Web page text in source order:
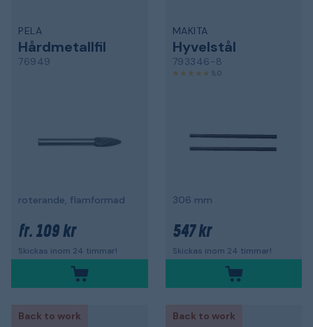
PELA
Hårdmetallfil
76949
roterande, flamformad
fr. 109 kr
Skickas inom 24 timmar!
MAKITA
Hyvelstål
793346-8
5,0
306 mm
547 kr
Skickas inom 24 timmar!
Back to work
Back to work